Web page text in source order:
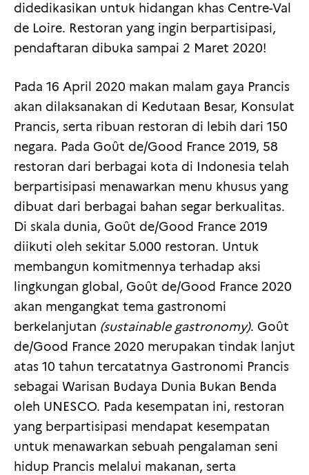
didedikasikan untuk hidangan khas Centre-Val
de Loire. Restoran yang ingin berpartisipasi,
pendaftaran dibuka sampai 2 Maret 2020!
Pada 16 April 2020 makan malam gaya Prancis
akan dilaksanakan di Kedutaan Besar, Konsulat
Prancis, serta ribuan restoran di lebih dari 150
negara. Pada Goût de/Good France 2019, 58
restoran dari berbagai kota di Indonesia telah
berpartisipasi menawarkan menu khusus yang
dibuat dari berbagai bahan segar berkualitas.
Di skala dunia, Goût de/Good France 2019
diikuti oleh sekitar 5.000 restoran. Untuk
membangun komitmennya terhadap aksi
lingkungan global, Goût de/Good France 2020
akan mengangkat tema gastronomi
berkelanjutan (sustainable gastronomy). Goût
de/Good France 2020 merupakan tindak lanjut
atas 10 tahun tercatatnya Gastronomi Prancis
sebagai Warisan Budaya Dunia Bukan Benda
oleh UNESCO. Pada kesempatan ini, restoran
yang berpartisipasi mendapat kesempatan
untuk menawarkan sebuah pengalaman seni
hidup Prancis melalui makanan, serta